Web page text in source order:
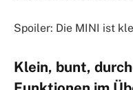
Spoiler: Die MINI ist
Klein, bunt,